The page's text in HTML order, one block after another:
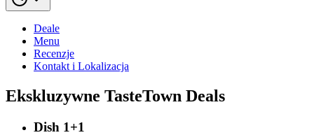
Deale
Menu
Recenzje
Kontakt i Lokalizacja
Ekskluzywne TasteTown Deals
Dish 1+1